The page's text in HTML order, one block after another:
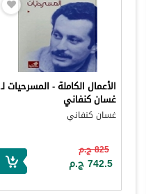
الأعمال الكاملة - المسرحيات لـ
غسان كنفاني
غسان كنفاني
825 ج.م
742.5 ج.م